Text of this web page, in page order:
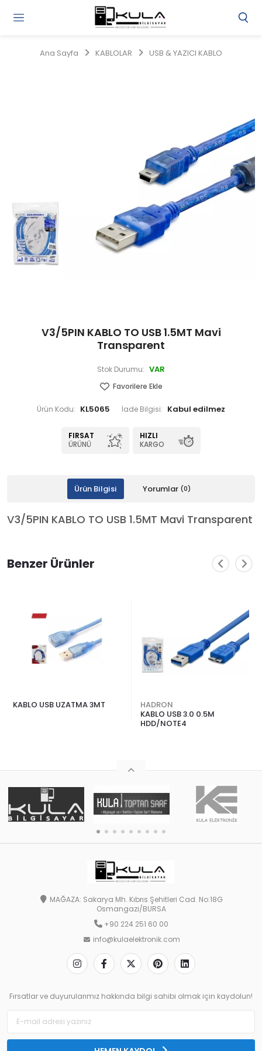
Ana Sayfa KABLOLAR USB & YAZICI KABLO
V3/5PIN KABLO TO USB 1.5MT Mavi
Transparent
Stok Durumu: VAR
Favorilere Ekle
Ürün Kodu: KL5065 İade Bilgisi:
FIRSAT
ÜRÜNÜ
HIZLI
KARGO
Ürün Bilgisi Yorumlar (0)
V3/5PIN KABLO TO USB 1.5MT Mavi Transparent
Benzer Ürünler
KABLO USB UZATMA 3MT
HADRON
KABLO USB 3.0 0.5M
HDD/NOTE4
MAĞAZA: Sakarya Mh. Kıbrıs Şehitleri Cad. No:18G
Osmangazi/BURSA
+90 224 251 60 00
info@kulaelektronik.com
Fırsatlar ve duyurularımız hakkında bilgi sahibi olmak için kaydolun!